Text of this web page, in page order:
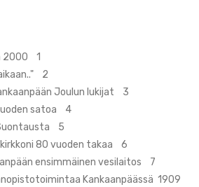
2000 1
2
Joulun lukijat 3
satoa 4
5
80 vuoden takaa 6
ensimmäinen vesilaitos 7
Kankaanpäässä 1909